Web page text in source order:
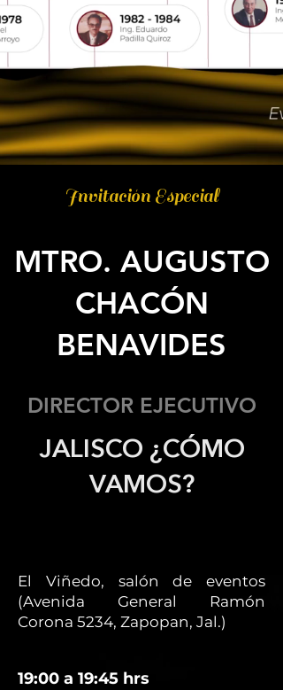
Invitación Especial
MTRO. AUGUSTO
CHACÓN
BENAVIDES
DIRECTOR EJECUTIVO
JALISCO ¿CÓMO
VAMOS?
El Viñedo, salón de eventos
(Avenida General Ramón
Corona 5234, Zapopan, Jal.)
19:00 a 19:45 hrs